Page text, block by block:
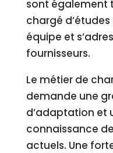
sont également
chargé
équipe et
fournisseurs.
Le métier de
demande une
d’adaptation et
connaissance
actuels. Une